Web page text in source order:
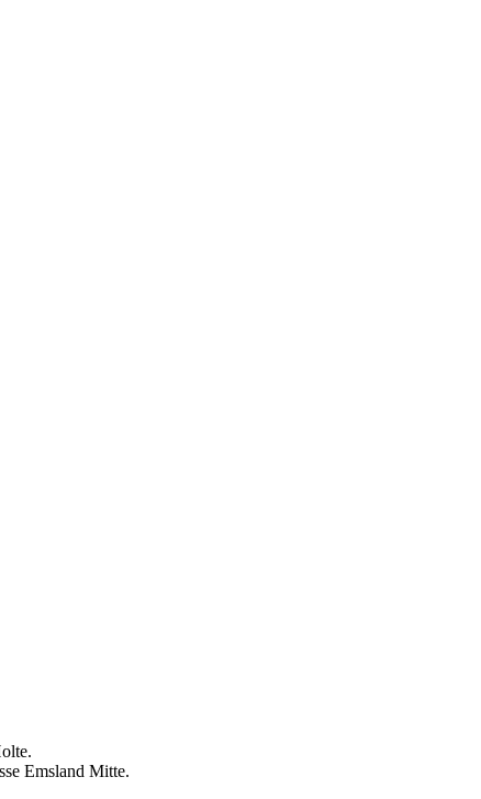
Emsland Mitte.